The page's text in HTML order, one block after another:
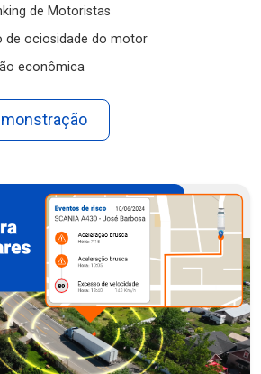
de Motoristas
de ociosidade do motor
econômica